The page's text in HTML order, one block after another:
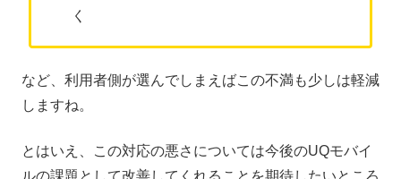
く
など、利用者側が選んでしまえばこの不満も少しは軽減
しますね。
とはいえ、この対応の悪さについては今後のUQモバイ
ルの課題として改善してくれることを期待したいところ